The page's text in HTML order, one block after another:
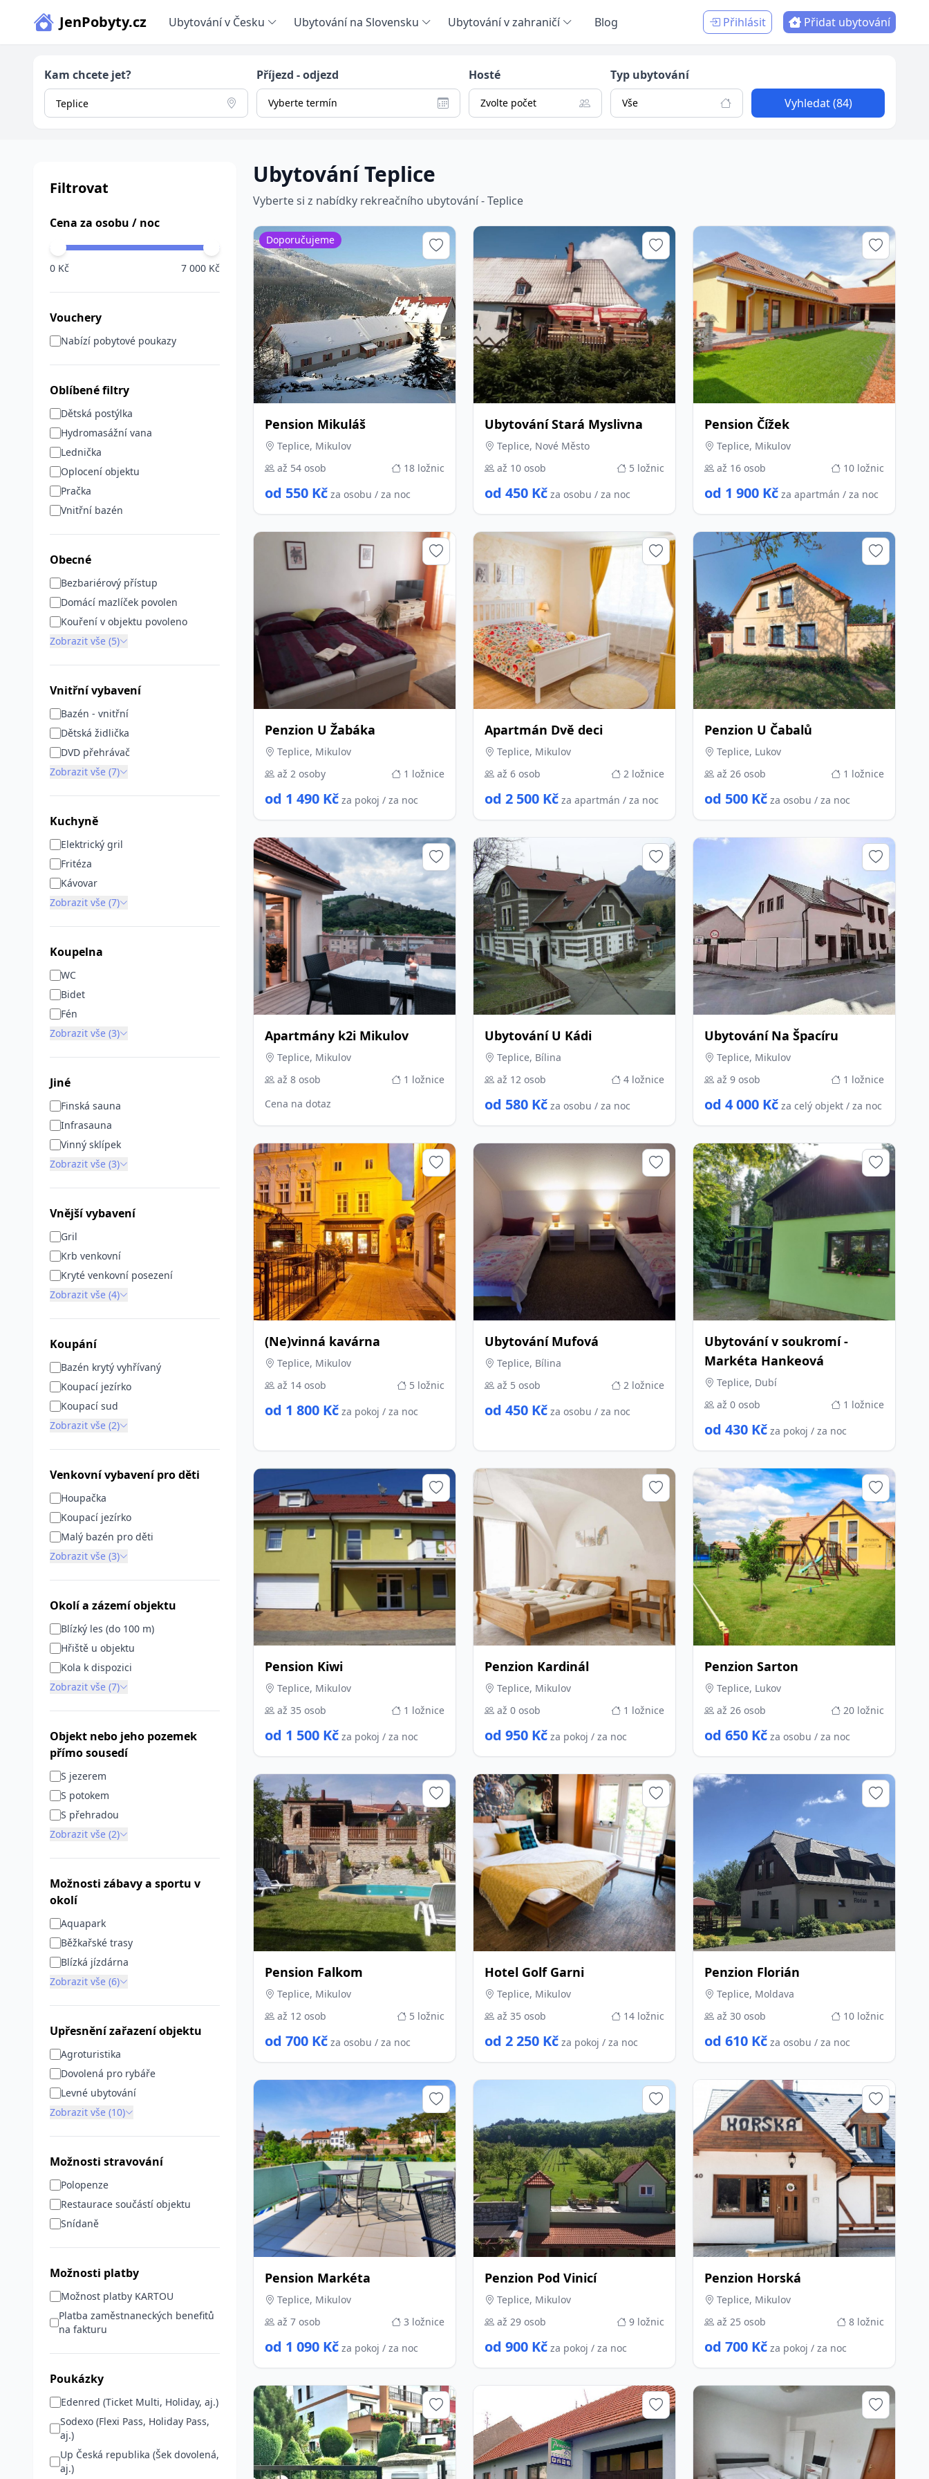
JenPobyty.cz Ubytování v Česku Ubytování na Slovensku Ubytování v zahraničí Blog Přihlásit Přidat ubytování
Kam chcete jet? Příjezd - odjezd
Vyberte termín
Hosté
Zvolte počet
Typ ubytování
Vše Vyhledat (84)
Filtrovat
Cena za osobu / noc
0 Kč 7 000 Kč
Vouchery
Nabízí pobytové poukazy
Oblíbené filtry
Dětská postýlka
Hydromasážní vana
Lednička
Oplocení objektu
Pračka
Vnitřní bazén
Obecné
Bezbariérový přístup
Domácí mazlíček povolen
Kouření v objektu povoleno
Zobrazit vše (5)
Vnitřní vybavení
Bazén - vnitřní
Dětská židlička
DVD přehrávač
Zobrazit vše (7)
Kuchyně
Elektrický gril
Fritéza
Kávovar
Zobrazit vše (7)
Koupelna
WC
Bidet
Fén
Zobrazit vše (3)
Jiné
Finská sauna
Infrasauna
Vinný sklípek
Zobrazit vše (3)
Vnější vybavení
Gril
Krb venkovní
Kryté venkovní posezení
Zobrazit vše (4)
Koupání
Bazén krytý vyhřívaný
Koupací jezírko
Koupací sud
Zobrazit vše (2)
Venkovní vybavení pro děti
Houpačka
Koupací jezírko
Malý bazén pro děti
Zobrazit vše (3)
Okolí a zázemí objektu
Blízký les (do 100 m)
Hřiště u objektu
Kola k dispozici
Zobrazit vše (7)
Objekt nebo jeho pozemek
přímo sousedí
S jezerem
S potokem
S přehradou
Zobrazit vše (2)
Možnosti zábavy a sportu v
okolí
Aquapark
Běžkařské trasy
Blízká jízdárna
Zobrazit vše (6)
Upřesnění zařazení objektu
Agroturistika
Dovolená pro rybáře
Levné ubytování
Zobrazit vše (10)
Možnosti stravování
Polopenze
Restaurace součástí objektu
Snídaně
Možnosti platby
Možnost platby KARTOU
Platba zaměstnaneckých benefitů
na fakturu
Poukázky
Edenred (Ticket Multi, Holiday, aj.)
Sodexo (Flexi Pass, Holiday Pass,
aj.)
Up Česká republika (Šek dovolená,
aj.)
Ubytování Teplice
Vyberte si z nabídky rekreačního ubytování - Teplice
Pension Mikuláš
Teplice, Mikulov
až 54 osob
18 ložnic
od 550 Kč za osobu / za noc
Doporučujeme
Ubytování Stará Myslivna
Teplice, Nové Město
až 10 osob
5 ložnic
od 450 Kč za osobu / za noc
Pension Čížek
Teplice, Mikulov
až 16 osob
10 ložnic
od 1 900 Kč za apartmán / za noc
Penzion U Žabáka
Teplice, Mikulov
až 2 osoby
1 ložnice
od 1 490 Kč za pokoj / za noc
Apartmán Dvě deci
Teplice, Mikulov
až 6 osob
2 ložnice
od 2 500 Kč za apartmán / za noc
Penzion U Čabalů
Teplice, Lukov
až 26 osob
1 ložnice
od 500 Kč za osobu / za noc
Apartmány k2i Mikulov
Teplice, Mikulov
až 8 osob
1 ložnice
Cena na dotaz
Ubytování U Kádi
Teplice, Bílina
až 12 osob
4 ložnice
od 580 Kč za osobu / za noc
Ubytování Na Špacíru
Teplice, Mikulov
až 9 osob
1 ložnice
od 4 000 Kč za celý objekt / za noc
(Ne)vinná kavárna
Teplice, Mikulov
až 14 osob
5 ložnic
od 1 800 Kč za pokoj / za noc
Ubytování Mufová
Teplice, Bílina
až 5 osob
2 ložnice
od 450 Kč za osobu / za noc
Ubytování v soukromí -
Markéta Hankeová
Teplice, Dubí
až 0 osob
1 ložnice
od 430 Kč za pokoj / za noc
Pension Kiwi
Teplice, Mikulov
až 35 osob
1 ložnice
od 1 500 Kč za pokoj / za noc
Penzion Kardinál
Teplice, Mikulov
až 0 osob
1 ložnice
od 950 Kč za pokoj / za noc
Penzion Sarton
Teplice, Lukov
až 26 osob
20 ložnic
od 650 Kč za osobu / za noc
Pension Falkom
Teplice, Mikulov
až 12 osob
5 ložnic
od 700 Kč za osobu / za noc
Hotel Golf Garni
Teplice, Mikulov
až 35 osob
14 ložnic
od 2 250 Kč za pokoj / za noc
Penzion Florián
Teplice, Moldava
až 30 osob
10 ložnic
od 610 Kč za osobu / za noc
Pension Markéta
Teplice, Mikulov
až 7 osob
3 ložnice
od 1 090 Kč za pokoj / za noc
Penzion Pod Vinicí
Teplice, Mikulov
až 29 osob
9 ložnic
od 900 Kč za pokoj / za noc
Penzion Horská
Teplice, Mikulov
až 25 osob
8 ložnic
od 700 Kč za pokoj / za noc